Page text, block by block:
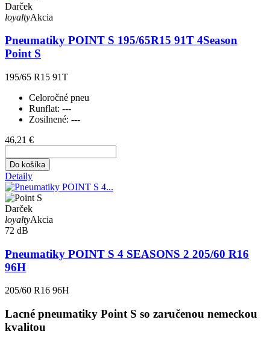
Darček
loyaltyAkcia
Pneumatiky POINT S 195/65R15 91T 4Season
Point S
195/65 R15 91T
Celoročné pneu
Runflat: ---
Zosilnené: ---
46,21 €
Do košíka
Detaily
Darček
loyaltyAkcia
72 dB
Pneumatiky POINT S 4 SEASONS 2 205/60 R16
96H
205/60 R16 96H
Lacné pneumatiky Point S so zaručenou nemeckou
kvalitou